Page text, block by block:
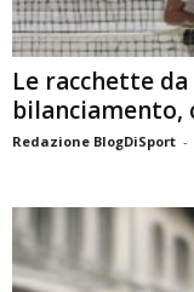
Le racchette
bilanciamento,
Redazione BlogDiSport -